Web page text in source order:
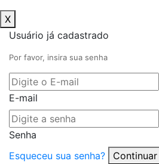
X
Usuário já cadastrado
Por favor, insira sua senha
E-mail
Senha
Esqueceu sua senha?
Continuar